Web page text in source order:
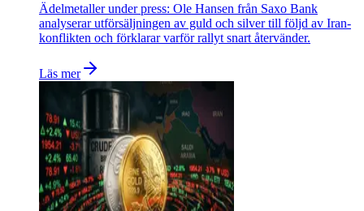
Ädelmetaller under press: Ole Hansen från Saxo Bank
analyserar utförsäljningen av guld och silver till följd av Iran-
konflikten och förklarar varför rallyt snart återvänder.
Läs mer